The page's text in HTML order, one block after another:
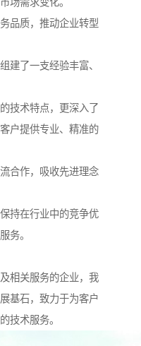
场需求变化。
品质，推动企业转型
建了一支经验丰富、
技术特点，更深入了
户提供专业、精准的
合作，吸收先进理念
持在行业中的竞争优
务。
相关服务的企业，我
基石，致力于为客户
技术服务。